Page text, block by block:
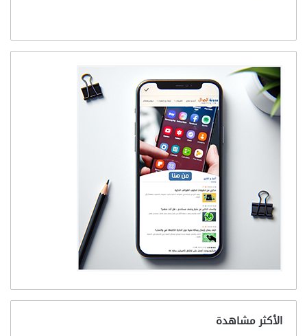
الأكثر مشاهدة